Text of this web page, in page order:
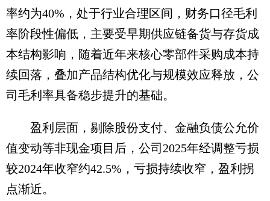
率约为40%，处于行业合理区间，财务口径毛利
率阶段性偏低，主要受早期供应链备货与存货成
本结构影响，随着近年来核心零部件采购成本持
续回落，叠加产品结构优化与规模效应释放，公
司毛利率具备稳步提升的基础。
盈利层面，剔除股份支付、金融负债公允价
值变动等非现金项目后，公司2025年经调整亏损
较2024年收窄约42.5%，亏损持续收窄，盈利拐
点渐近。